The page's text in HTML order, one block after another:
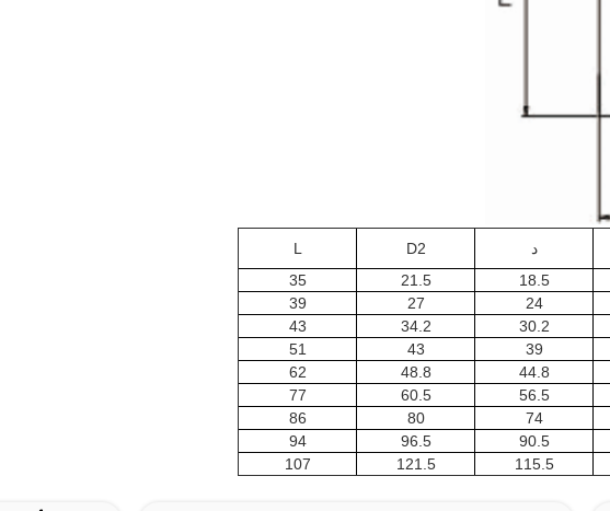
د D2
L
18.5
21.5
35
24
27
39
30.2
34.2
43
39
43
51
44.8
48.8
62
56.5
60.5
77
74
80
86
90.5
96.5
94
115.5
121.5
107